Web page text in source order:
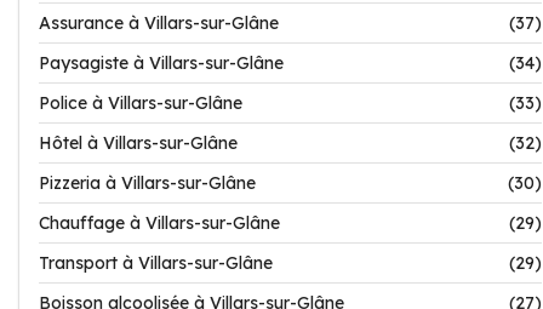
Assurance à Villars-sur-Glâne
(37)
Paysagiste à Villars-sur-Glâne
(34)
Police à Villars-sur-Glâne
(33)
Hôtel à Villars-sur-Glâne
(32)
Pizzeria à Villars-sur-Glâne
(30)
Chauffage à Villars-sur-Glâne
(29)
Transport à Villars-sur-Glâne
(29)
Boisson alcoolisée à Villars-sur-Glâne
(27)